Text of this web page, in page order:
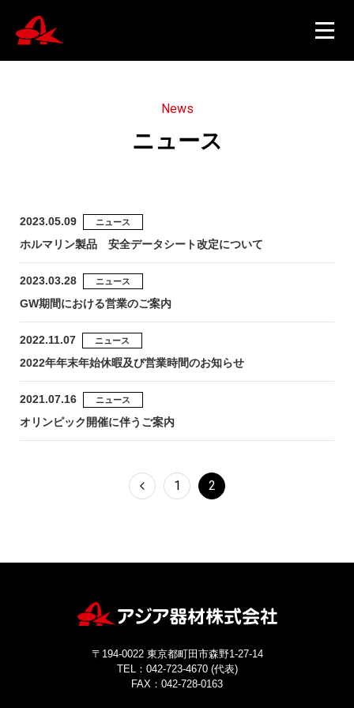
会社概要
採用情報
お問い合わせ
© ASIAKIZAI Inc. All Rights Reserved.
News
ニュース
2023.05.09 ニュース
ホルマリン製品 安全データシート改定について
2023.03.28 ニュース
GW期間における営業のご案内
2022.11.07 ニュース
2022年年末年始休暇及び営業時間のお知らせ
2021.07.16 ニュース
オリンピック開催に伴うご案内
1 2
〒194-0022 東京都町田市森野1-27-14
TEL：042-723-4670 (代表)
FAX：042-728-0163